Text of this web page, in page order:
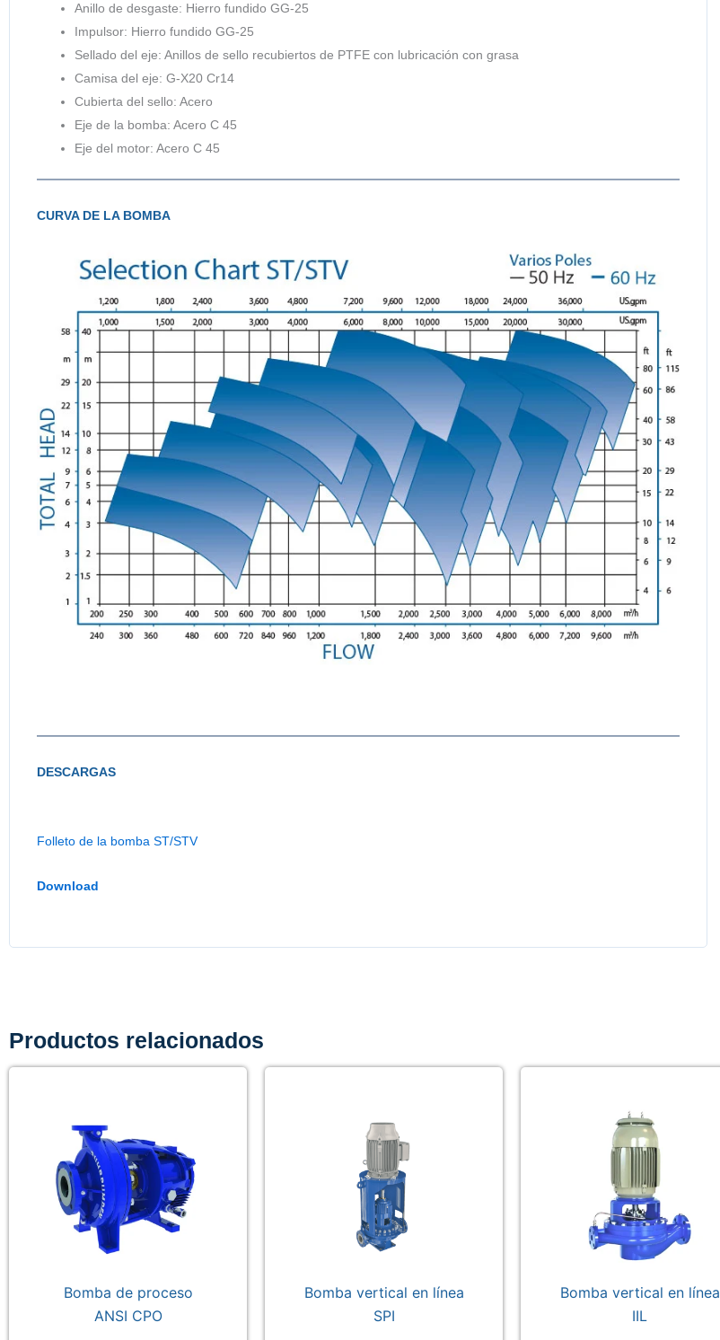
Anillo de desgaste: Hierro fundido GG-25
Impulsor: Hierro fundido GG-25
Sellado del eje: Anillos de sello recubiertos de PTFE con lubricación con grasa
Camisa del eje: G-X20 Cr14
Cubierta del sello: Acero
Eje de la bomba: Acero C 45
Eje del motor: Acero C 45
CURVA DE LA BOMBA
DESCARGAS
Folleto de la bomba ST/STV
Download
Productos relacionados
Bomba de proceso
ANSI CPO
Bomba vertical en línea
SPI
Bomba vertical en línea
IIL